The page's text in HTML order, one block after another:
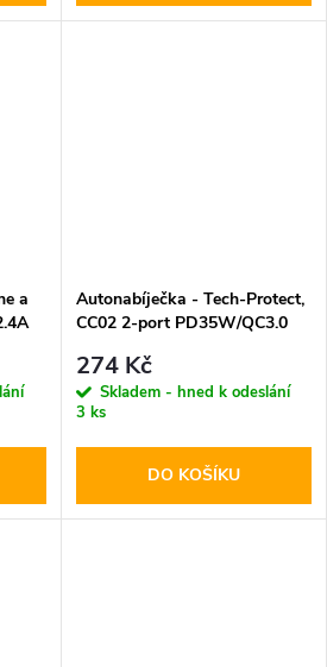
a
Autonabíječka - Tech-Protect,
CC02 2-port PD35W/QC3.0
274 Kč
Skladem - hned k odeslání
3 ks
DO KOŠÍKU